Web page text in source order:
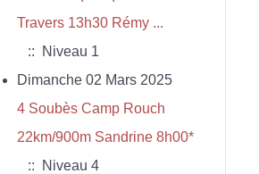
Travers 13h30 Rémy ...
:: Niveau 1
Dimanche 02 Mars 2025
4 Soubès Camp Rouch
22km/900m Sandrine 8h00*
:: Niveau 4